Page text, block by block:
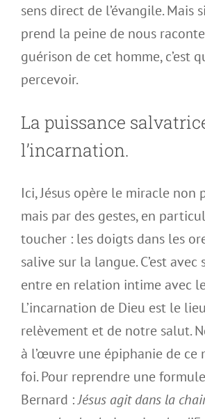
sens direct de l’évangile. Mais
prend la peine de nous
guérison de cet homme, c’est
percevoir.
La puissance
l’incarnation.
Ici, Jésus opère le miracle non
mais par des gestes, en
toucher : les doigts dans les
salive sur la langue. C’est avec
entre en relation intime avec
L’incarnation de Dieu est le
relèvement et de notre salut.
à l’œuvre une épiphanie de ce
foi. Pour reprendre une
Bernard :Jésus agit dans la